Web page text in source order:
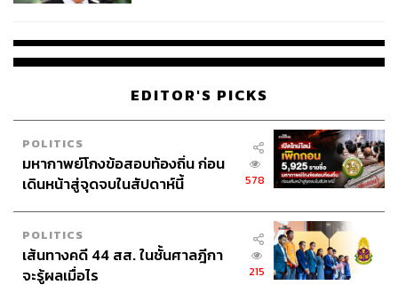
EDITOR'S PICKS
POLITICS
มหากาพย์โกงข้อสอบท้องถิ่น ก่อน
เดินหน้าสู่จุดจบในสัปดาห์นี้
578
POLITICS
เส้นทางคดี 44 สส. ในชั้นศาลฎีกา
จะรู้ผลเมื่อไร
215